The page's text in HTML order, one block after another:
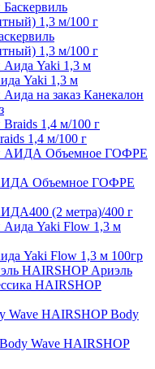
1,3 м/100 г
Yaki 1,3 м
Канекалон
1,4 м/100 г
Объемное ГОФРЕ
(2 метра)/400 г
Yaki Flow 1,3 м 100гр
HAIRSHOP Ариэль
HAIRSHOP
HAIRSHOP Body
HAIRSHOP